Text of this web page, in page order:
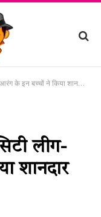
बच्चों ने किया शानदार प्रदर्शन…
लीग-
शानदार